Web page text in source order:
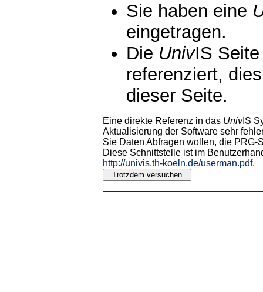
Sie haben eine
eingetragen.
Die UnivIS
referenziert,
dieser Seite.
Eine direkte Referenz in das UnivIS
Aktualisierung der Software sehr
Sie Daten Abfragen wollen, die PRG-
Diese Schnittstelle ist im
http://univis.th-koeln.de/userman.pdf.